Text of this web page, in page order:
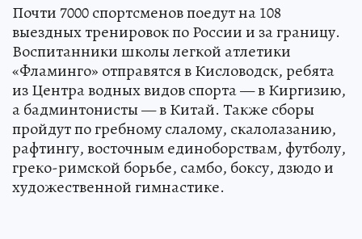
Почти 7000 спортсменов поедут на 108
выездных тренировок по России и за границу.
Воспитанники школы легкой атлетики
«Фламинго» отправятся в Кисловодск, ребята
из Центра водных видов спорта — в Киргизию,
а бадминтонисты — в Китай. Также сборы
пройдут по гребному слалому, скалолазанию,
рафтингу, восточным единоборствам, футболу,
греко-римской борьбе, самбо, боксу, дзюдо и
художественной гимнастике.